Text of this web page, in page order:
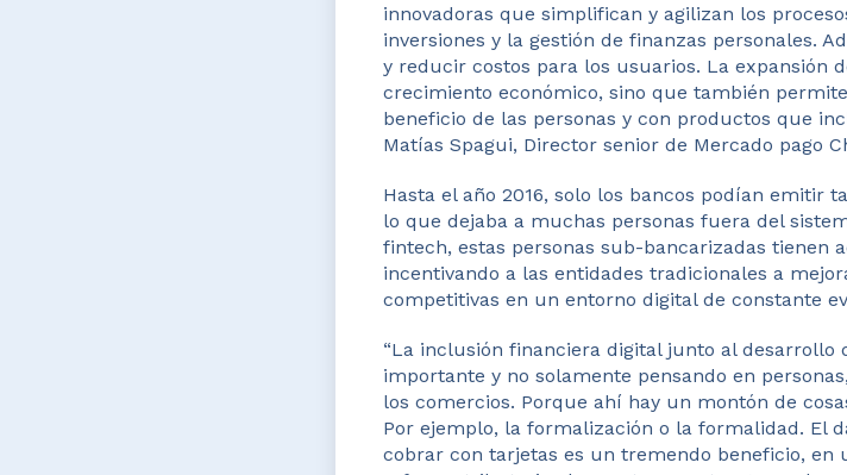
innovadoras que simplifican y agilizan los
inversiones y la gestión de finanzas personales.
y reducir costos para los usuarios. La expansión
crecimiento económico, sino que también
beneficio de las personas y con productos que
Matías Spagui, Director senior de Mercado pago
Hasta el año 2016, solo los bancos podían emitir
lo que dejaba a muchas personas fuera del
fintech, estas personas sub-bancarizadas tienen
incentivando a las entidades tradicionales a
competitivas en un entorno digital de constante
“La inclusión financiera digital junto al desarrollo
importante y no solamente pensando en
los comercios. Porque ahí hay un montón de
Por ejemplo, la formalización o la formalidad. El
cobrar con tarjetas es un tremendo beneficio, en